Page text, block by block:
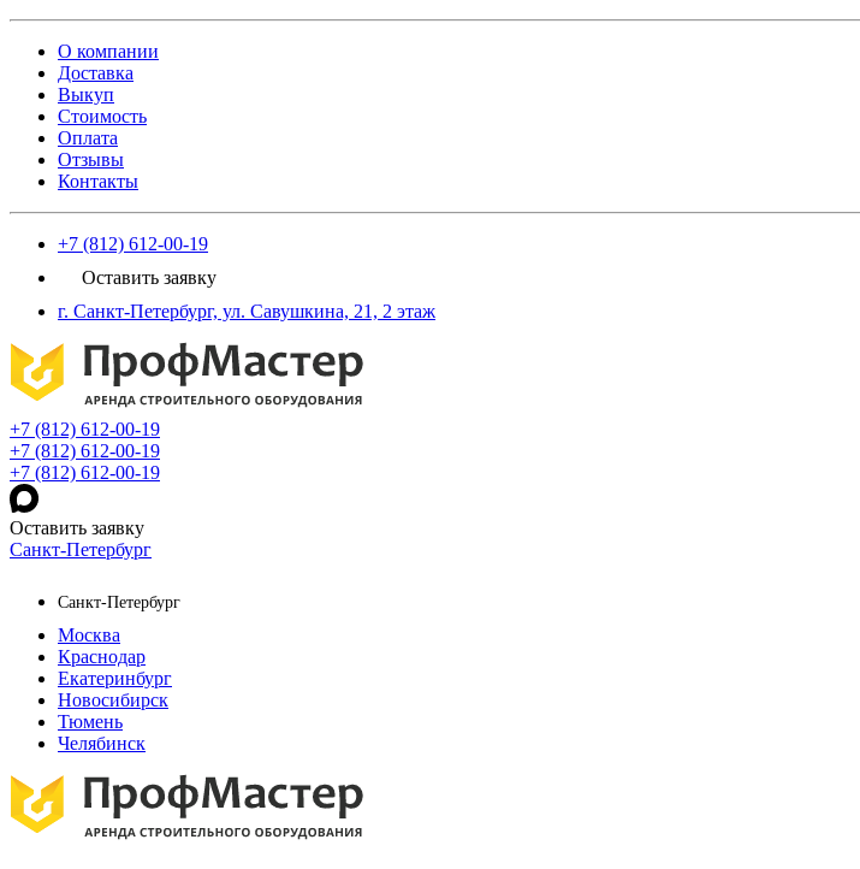
О компании
Доставка
Выкуп
Стоимость
Оплата
Отзывы
Контакты
+7 (812) 612-00-19
Оставить заявку
г. Санкт-Петербург, ул. Савушкина, 21, 2 этаж
+7 (812) 612-00-19
+7 (812) 612-00-19
+7 (812) 612-00-19
Оставить заявку
Санкт-Петербург
Санкт-Петербург
Москва
Краснодар
Екатеринбург
Новосибирск
Тюмень
Челябинск